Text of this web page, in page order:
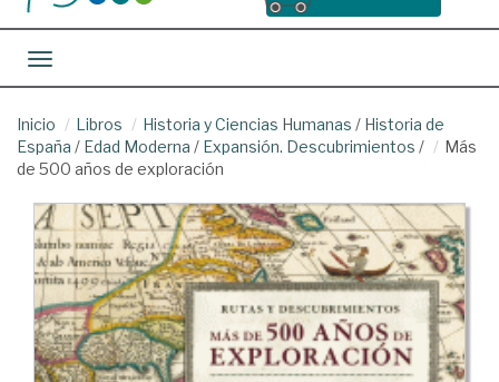
Toggle navigation
Inicio Libros Historia y Ciencias Humanas / Historia de
España / Edad Moderna / Expansión. Descubrimientos /
Más
de 500 años de exploración